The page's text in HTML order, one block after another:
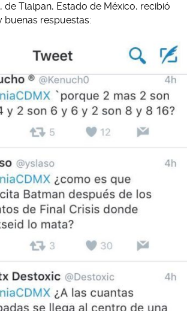
de Tlalpan, Estado de México, recibió
buenas respuestas: